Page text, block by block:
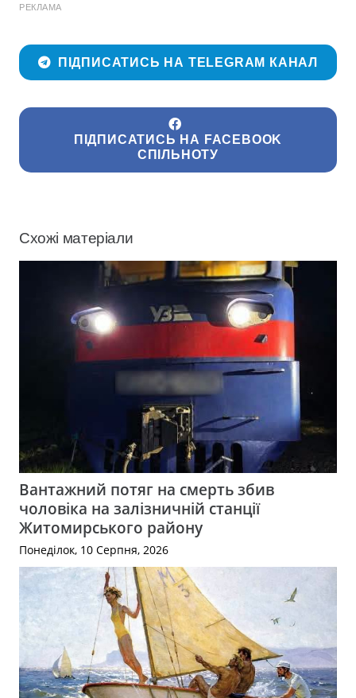
РЕКЛАМА
ПІДПИСАТИСЬ НА TELEGRAM КАНАЛ
ПІДПИСАТИСЬ НА FACEBOOK
СПІЛЬНОТУ
Схожі матеріали
Вантажний потяг на смерть збив
чоловіка на залізничній станції
Житомирського району
Понеділок, 10 Серпня, 2026